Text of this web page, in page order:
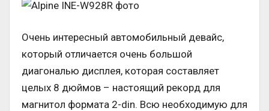
Очень интересный автомобильный девайс,
который отличается очень большой
диагональю дисплея, которая составляет
целых 8 дюймов – настоящий рекорд для
магнитол формата 2-din. Всю необходимую для